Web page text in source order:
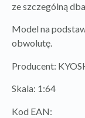
ze szczególną
Model na
obwolutę.
Producent:
Skala: 1:64
Kod EAN: